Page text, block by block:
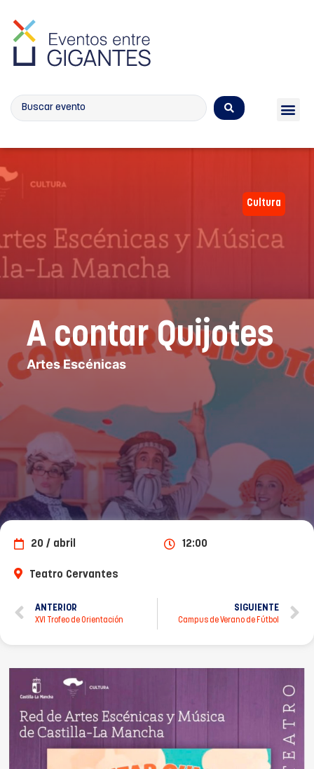
A contar Quijotes
Artes Escénicas
Cultura
20 / abril 12:00
Teatro Cervantes
ANTERIOR
XVI Trofeo de Orientación
SIGUIENTE
Campus de Verano de Fútbol